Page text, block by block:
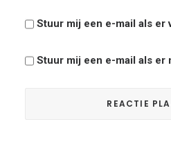
Stuur mij een e-mail als er
Stuur mij een e-mail als er